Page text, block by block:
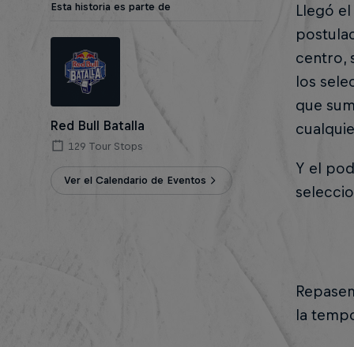
Esta historia es parte de
Red Bull Batalla
129 Tour Stops
Ver el Calendario de Eventos
Llegó
centro,
los
que
Y el
la